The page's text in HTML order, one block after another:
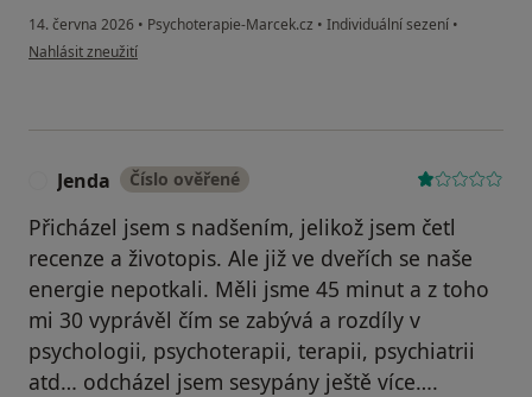
14. června 2026 • Psychoterapie-Marcek.cz • Individuální sezení •
podle názoru uživatele Michal
Nahlásit zneužití
Jenda Číslo ověřené
Přicházel jsem s nadšením, jelikož jsem četl
recenze a životopis. Ale již ve dveřích se naše
energie nepotkali. Měli jsme 45 minut a z toho
mi 30 vyprávěl čím se zabývá a rozdíly v
psychologii, psychoterapii, terapii, psychiatrii
atd… odcházel jsem sesypány ještě více….